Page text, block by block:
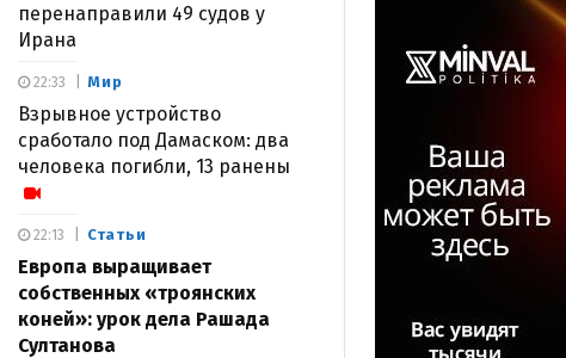
перенаправили 49 судов у
Ирана
Мир
Взрывное устройство
сработало под Дамаском: два
человека погибли, 13 ранены
22:33
Статьи
Европа выращивает
собственных «троянских
коней»: урок дела Рашада
Султанова
22:13